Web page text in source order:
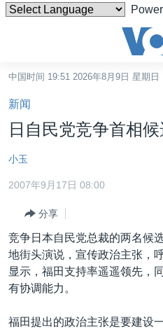
碍
链
接
内
转
到
导
航
转
台湾
港澳
国际
最新国际新闻
印太
中东
欧洲
分类新闻
经济·金融·贸易
人权·法律·宗教
科教·文娱·体健
美中关系
热点专题
白宫要闻
VOA视频
中国时间 19:51 2026年8月9日 星期日
新闻
日自民党竞争首相
小玉
2007年9月17日 08:00
分享
竞争日本自民党总裁的两名候
地街头演说，宣传政治主张，
显示，福田支持率遥遥领先，
有协调能力。
福田提出的政治主张是要建设